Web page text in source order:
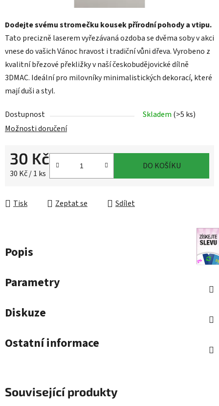
Dodejte svému stromečku kousek přírodní pohody a vtipu.
Tato precizně laserem vyřezávaná ozdoba se dvěma soby v akci
vnese do vašich Vánoc hravost i tradiční vůni dřeva. Vyrobeno z
kvalitní březové překližky v naší českobudějovické dílně
3DMAC. Ideální pro milovníky minimalistických dekorací, které
mají duši a styl.
Dostupnost Skladem (>5 ks)
Možnosti doručení
30 Kč
Měrná cena:
30 Kč / 1 ks
DO KOŠÍKU
Tisk Zeptat se Sdílet
Popis
Parametry
Diskuze
Ostatní informace
Související produkty